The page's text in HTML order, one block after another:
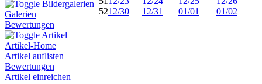
Bildergalerien
Galerien
Bewertungen
Artikel
Artikel-Home
Artikel auflisten
Bewertungen
Artikel einreichen
5212/30 12/31 01/01 01/02